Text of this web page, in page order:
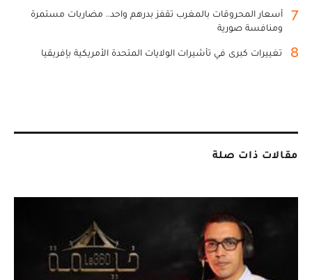
7
أسعار المحروقات بالمغرب تقفز بدرهم واحد.. مضاربات مستمرة
ومنافسة صورية
8 تغييرات كبرى في تأشيرات الولايات المتحدة الأمريكية بإفريقيا
مقالات ذات صلة